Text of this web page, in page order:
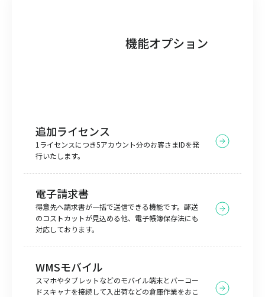
機能オプション
追加ライセンス
1ライセンスにつき5アカウント分のお客さまIDを発
行いたします。
電子請求書
得意先へ請求書が一括で送信できる機能です。郵送
のコストカットが見込める他、電子帳簿保存法にも
対応しております。
WMSモバイル
スマホやタブレットなどのモバイル端末とバーコー
ドスキャナを接続して入出荷などの倉庫作業をおこ